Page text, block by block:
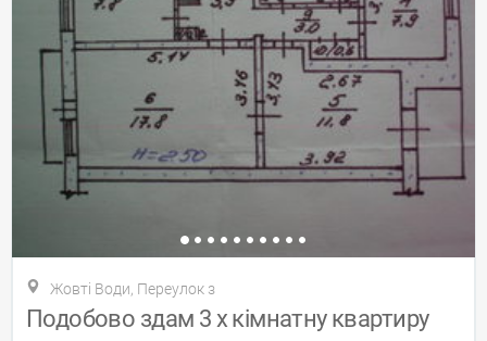
Жовті Води, Переулок з
Подобово здам 3 х кімнатну квартиру